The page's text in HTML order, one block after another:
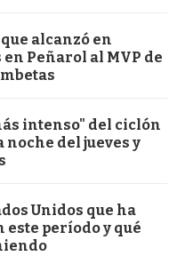
alcanzó en
Peñarol al MVP de
intenso" del ciclón
del jueves y
Unidos que ha
período y qué